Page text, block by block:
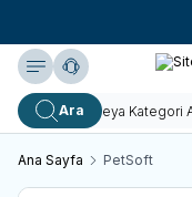
Yardım
Ara
Ana Sayfa PetSoft